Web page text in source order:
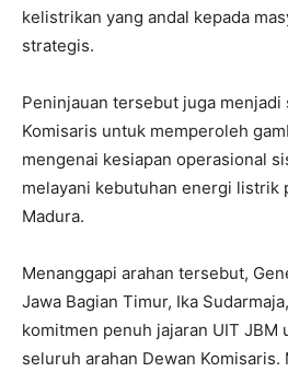
kelistrikan yang andal kepada
strategis.
Peninjauan tersebut juga menjadi
Komisaris untuk memperoleh
mengenai kesiapan operasional
melayani kebutuhan energi listrik
Madura.
Menanggapi arahan tersebut,
Jawa Bagian Timur, Ika
komitmen penuh jajaran UIT JBM
seluruh arahan Dewan Komisaris.